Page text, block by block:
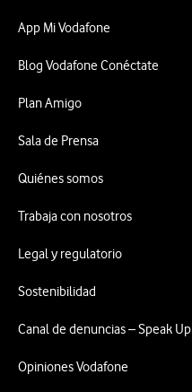
App Mi Vodafone
Blog Vodafone Conéctate
Plan Amigo
Sala de Prensa
Quiénes somos
Trabaja con nosotros
Legal y regulatorio
Sostenibilidad
Canal de denuncias – Speak Up
Opiniones Vodafone